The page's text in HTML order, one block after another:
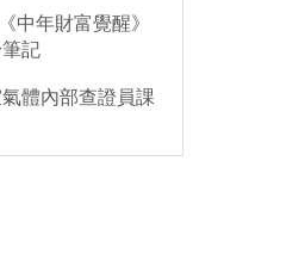
中年財富覺醒》
記
體內部查證員課